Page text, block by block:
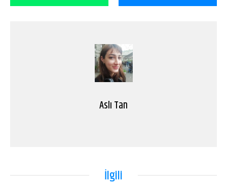
Aslı Tan
İlgili